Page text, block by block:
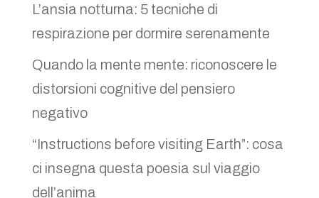
L’ansia notturna: 5 tecniche di
respirazione per dormire serenamente
Quando la mente mente: riconoscere le
distorsioni cognitive del pensiero
negativo
“Instructions before visiting Earth”: cosa
ci insegna questa poesia sul viaggio
dell’anima